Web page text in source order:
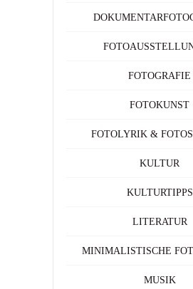
FOTOGRAFIE
FOTOKUNST
FOTOLYRIK &
KULTUR
KULTURTIPPS
LITERATUR
MINIMALISTISCHE
MUSIK